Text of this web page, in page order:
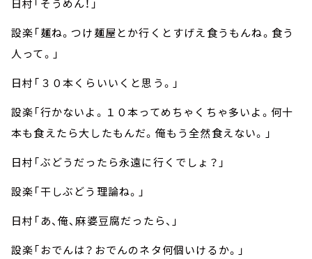
日村「そうめん！」
設楽「麺ね。つけ麺屋とか行くとすげえ食うもんね。食う
人って。」
日村「３０本くらいいくと思う。」
設楽「行かないよ。１０本ってめちゃくちゃ多いよ。何十
本も食えたら大したもんだ。俺もう全然食えない。」
日村「ぶどうだったら永遠に行くでしょ？」
設楽「干しぶどう理論ね。」
日村「あ、俺、麻婆豆腐だったら、」
設楽「おでんは？おでんのネタ何個いけるか。」